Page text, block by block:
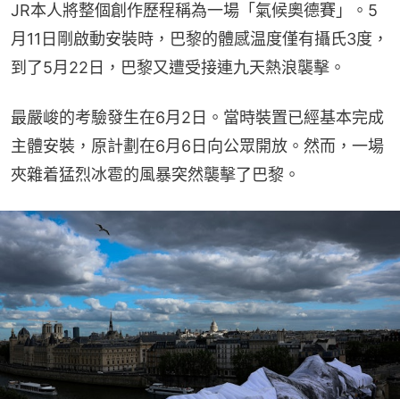
JR本人將整個創作歷程稱為一場「氣候奧德賽」。5
月11日剛啟動安裝時，巴黎的體感温度僅有攝氏3度，
到了5月22日，巴黎又遭受接連九天熱浪襲擊。
最嚴峻的考驗發生在6月2日。當時裝置已經基本完成
主體安裝，原計劃在6月6日向公眾開放。然而，一場
夾雜着猛烈冰雹的風暴突然襲擊了巴黎。